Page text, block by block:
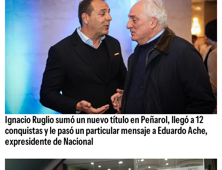
Ignacio Ruglio sumó un nuevo título en Peñarol, llegó a 12
conquistas y le pasó un particular mensaje a Eduardo Ache,
expresidente de Nacional